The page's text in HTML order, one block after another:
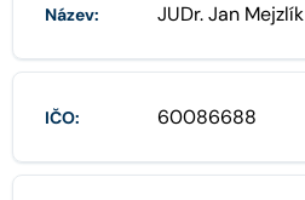
ADVOKÁTNÍ DENÍK
Název: JUDr. Jan Mejzlík
IČO: 60086688